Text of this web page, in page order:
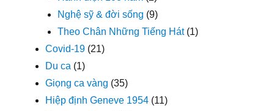
Nghệ sỹ & đời sống (9)
Theo Chân Những Tiếng Hát(1)
Covid-19 (21)
Du ca (1)
Giọng ca vàng (35)
Hiệp định Geneve 1954 (11)